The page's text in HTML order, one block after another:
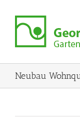
Inhalt
springen
Neubau